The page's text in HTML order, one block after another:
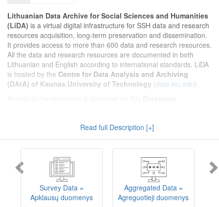
Lithuanian Data Archive for Social Sciences and Humanities
(LiDA) is a virtual digital infrastructure for SSH data and research
resources acquisition, long-term preservation and dissemination.
It provides access to more than 600 data and research resources.
All the data and research resources are documented in both
Lithuanian and English according to international standards. LiDA
is hosted by the Centre for Data Analysis and Archiving
(DAtA) of Kaunas University of Technology (data.ktu.edu).
implemented). LiDA curates different types of resources and they
are published into catalogues according to the type:Survey Data,
Interview Data,Aggregated Data
(including Historical Statistics),
, andEncoded Data
(including News Media Studies).
Also, LiDA holds collections of data produced in large national
projets (
Large Project Data
) as well as social sciences and
humanities data deposited by Lithuanian science and higher
education institutions and Lithuanian governmental institutions
Read full Description [+]
Survey Data =
Apklausų duomenys
Aggregated Data =
Agreguotieji duomenys